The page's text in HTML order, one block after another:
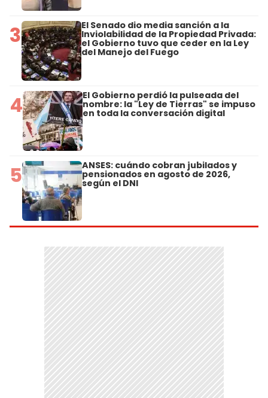
3 El Senado dio media sanción a la
Inviolabilidad de la Propiedad Privada:
el Gobierno tuvo que ceder en la Ley
del Manejo del Fuego
4 El Gobierno perdió la pulseada del
nombre: la "Ley de Tierras" se impuso
en toda la conversación digital
5 ANSES: cuándo cobran jubilados y
pensionados en agosto de 2026,
según el DNI